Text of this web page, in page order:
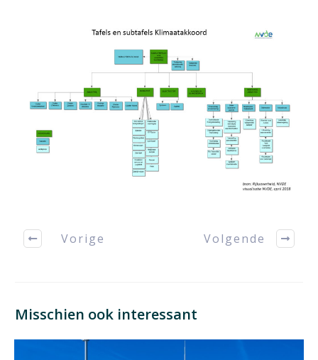
Vorige Volgende
Misschien ook interessant